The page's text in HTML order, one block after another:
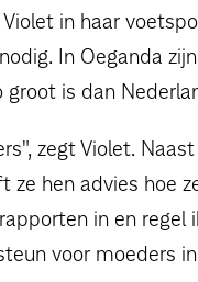
Violet in haar
In Oeganda
groot is dan
zegt Violet.
ze hen advies hoe
in en
voor moeders in